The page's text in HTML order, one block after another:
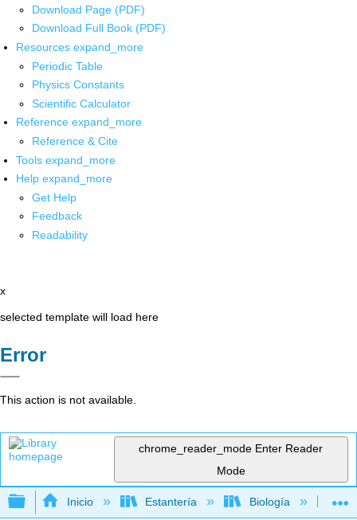
Download Page (PDF)
Download Full Book (PDF)
Resources expand_more
Periodic Table
Physics Constants
Scientific Calculator
Reference expand_more
Reference & Cite
Tools expand_more
Help expand_more
Get Help
Feedback
Readability
x
selected template will load here
Error
This action is not available.
chrome_reader_mode Enter Reader
Mode
Expandir/contraer jerarquía global
Inicio Estantería Biología